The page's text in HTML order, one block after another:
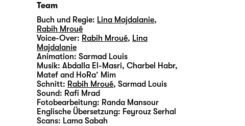
Team
Buch und Regie: Lina Majdalanie,
Rabih Mroué
Voice-Over: Rabih Mroué, Lina
Majdalanie
Animation: Sarmad Louis
Musik: Abdalla El-Masri, Charbel Habr,
Matef and HoRa’ Mim
Schnitt: Rabih Mroué, Sarmad Louis
Sound: Rafi Mrad
Fotobearbeitung: Randa Mansour
Englische Übersetzung: Feyrouz Serhal
Scans: Lama Sabah